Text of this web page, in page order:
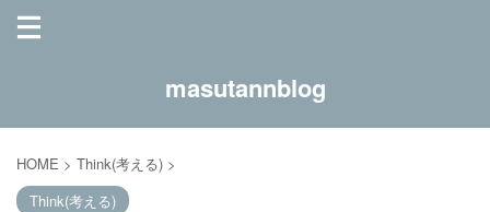
masutannblog
HOME > Think(考える) >
Think(考える)